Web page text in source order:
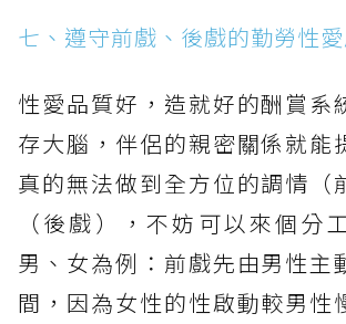
七、遵守前戲、後戲的勤勞性
性愛品質好，造就好的酬賞系
存大腦，伴侶的親密關係就能
真的無法做到全方位的調情（
（後戲），不妨可以來個分
男、女為例：前戲先由男性主
間，因為女性的性啟動較男性